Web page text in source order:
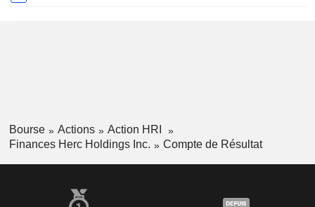
Bourse Actions
Action HRI
Finances Herc Holdings Inc.
Compte de Résultat